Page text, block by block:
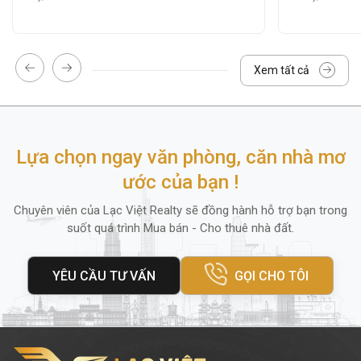
tích thuê linh hoạt phù hợp với mọi loại hình
doanh nghiệp
startuphoặc
văn
phòng startup)
Diện tích trung bình:100m² – 150m²
Nguyên sàn:150m² (phù hợp công ty quy
mô lớn)
Giá thuê tham khảo:từ11 USD /m²/tháng,
đã bao gồmphí quản lý và dịch vụ cơ bản
Các chi phí khác như: tiền điện, phỉ gửi xe,
phí làm việc ngoài giờ,... được tính theo quy
Xem tất cả
Lựa chọn ngay văn phòng, căn nhà mơ
ước của bạn !
Chuyên viên của Lạc Việt Realty sẽ đồng hành hỗ trợ bạn trong
suốt quá trình Mua bán - Cho thuê nhà đất.
YÊU CẦU TƯ VẤN GỌI CHO TÔI